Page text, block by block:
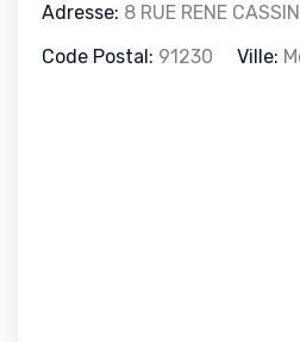
Adresse: 8 RUE RENE CASSIN
Code Postal: 91230 Ville: